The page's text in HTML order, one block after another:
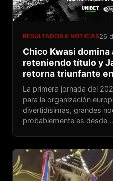
RESULTADOS & NOTICIAS26
Chico Kwasi
reteniendo título y
retorna triunfante
La primera jornada del
para la organización
divertidísimas, grandes
probablemente es desde